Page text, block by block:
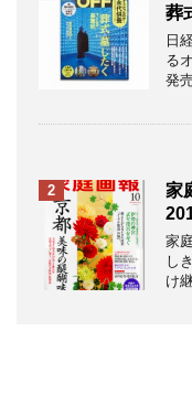
葬
日
る
発
2
家
家
し
け